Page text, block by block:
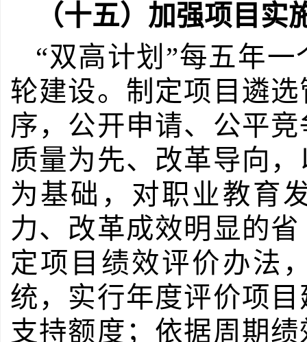
（十五）加强项目实
“双高计划”每五年
轮建设。制定项目遴
序，公开申请、公平
质量为先、改革导向
为基础，对职业教育
力、改革成效明显的
定项目绩效评价办法
统，实行年度评价项
支持额度；依据周期